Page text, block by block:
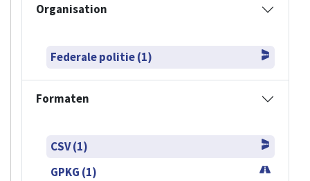
Organisation
Federale politie (1)
Formaten
CSV (1)
GPKG (1)